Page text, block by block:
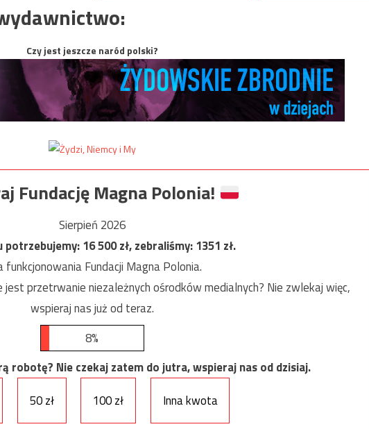
Czy jest jeszcze naród polski?
Fundację Magna Polonia!
Sierpień 2026
potrzebujemy:16 500zł, zebraliśmy:1351 zł.
Fundacji Magna Polonia.
przetrwanie niezależnych ośrodków medialnych? Nie zwlekaj więc,
wspieraj nas już od teraz.
8%
robotę? Nie czekaj zatem do jutra, wspieraj nas od dzisiaj.
50 zł 100 zł
Inna kwota